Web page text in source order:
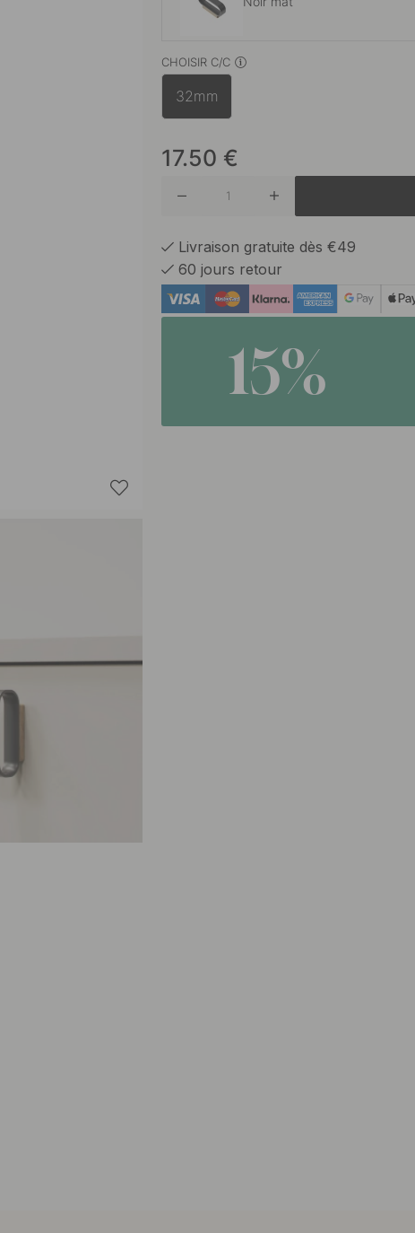
CHOISIR C/C
32mm
17.50 €
Livraison gratuite dès €49
60 jours retour
15%